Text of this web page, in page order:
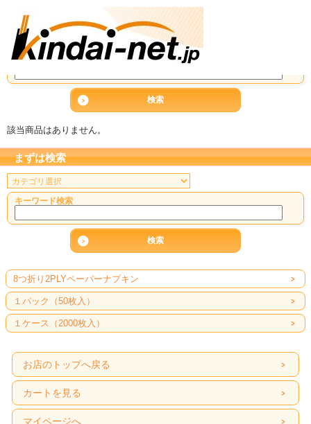
まずは検索
キーワード検索
該当商品はありません。
まずは検索
キーワード検索
8つ折り2PLYペーパーナプキン
１パック（50枚入）
１ケース（2000枚入）
お店のトップへ戻る
カートを見る
マイページへ